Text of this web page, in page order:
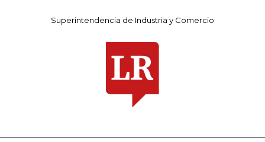
Superintendencia de Industria y Comercio